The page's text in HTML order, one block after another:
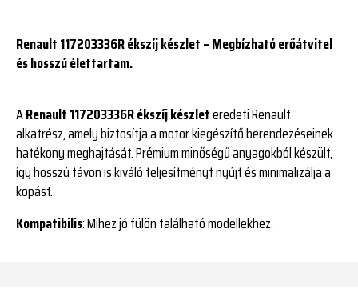
Renault 117203336R ékszíj készlet – Megbízható erőátvitel
és hosszú élettartam.
ARenault 117203336R ékszíj készleteredeti Renault
alkatrész, amely biztosítja a motor kiegészítő berendezéseinek
hatékony meghajtását. Prémium minőségű anyagokból készült,
így hosszú távon is kiváló teljesítményt nyújt és minimalizálja a
kopást.
Kompatibilis: Mihez jó fülön található modellekhez.